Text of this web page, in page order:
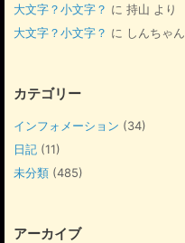
大文字？小文字？ に 持山 より
大文字？小文字？ に しんちゃん
カテゴリー
インフォメーション (34)
日記 (11)
未分類 (485)
アーカイブ